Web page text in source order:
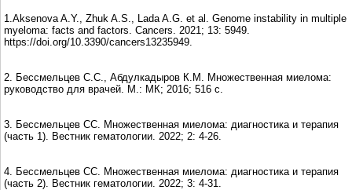
1.Aksenova A.Y., Zhuk A.S., Lada A.G. et al. Genome instability in multiple
myeloma: facts and factors. Cancers. 2021; 13: 5949.
https://doi.org/10.3390/cancers13235949.
2. Бессмельцев С.С., Абдулкадыров К.М. Множественная миелома:
руководство для врачей. М.: МК; 2016; 516 с.
3. Бессмельцев СС. Множественная миелома: диагностика и терапия
(часть 1). Вестник гематологии. 2022; 2: 4-26.
4. Бессмельцев СС. Множественная миелома: диагностика и терапия
(часть 2). Вестник гематологии. 2022; 3: 4-31.